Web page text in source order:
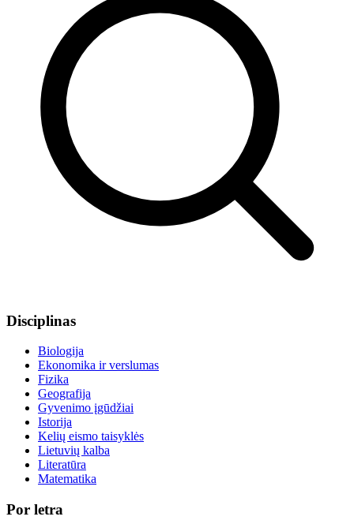
Disciplinas
Biologija
Ekonomika ir verslumas
Fizika
Geografija
Gyvenimo įgūdžiai
Istorija
Kelių eismo taisyklės
Lietuvių kalba
Literatūra
Matematika
Por letra